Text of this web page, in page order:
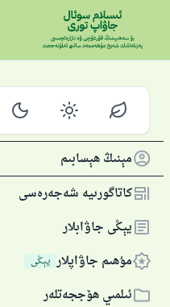
مېنىڭ ھېسابىم
كاتاگورىيە شەجەرەسى
يېڭى جاۋابلار
مۇھىم جاۋاپلار يېڭى
ئىلمىي ھۆججەتلەر